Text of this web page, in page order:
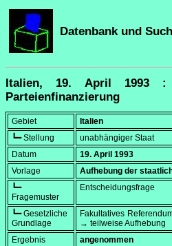
Datenbank und
Italien, 19. April 1993 :
Parteienfinanzierung
Gebiet
Italien
┗━ Stellung
unabhängiger Staat
Datum
19. April 1993
Vorlage
Aufhebung der
┗━
Fragemuster
Entscheidungsfrage
┗━ Gesetzliche
Grundlage
Fakultatives
→ teilweise Aufhebung
Ergebnis
angenommen